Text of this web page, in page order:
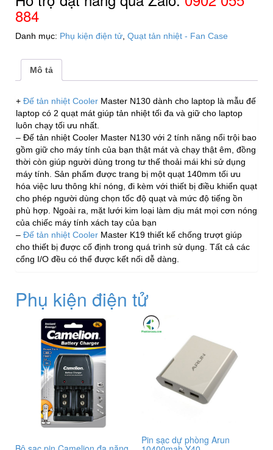
quạt
thổi
số
884
Danh mục: Phụ kiện điện tử Quạt tản nhiệt - Fan Case
Mô tả
+ Đế tản nhiệt Cooler Master N130 dành cho laptop là mẫu đế
laptop có 2 quạt mát giúp tản nhiệt tối đa và giữ cho laptop
luôn chạy tối ưu nhất.
– Đế tản nhiệt Cooler Master N130 với 2 tính năng nổi trội bao
gồm giữ cho máy tính của bạn thật mát và chạy thật êm, đồng
thời còn giúp người dùng trong tư thế thoải mái khi sử dụng
máy tính. Sản phẩm được trang bị một quạt 140mm tối ưu
hóa việc lưu thông khí nóng, đi kèm với thiết bị điều khiển quạt
cho phép người dùng chọn tốc độ quạt và mức độ tiếng ồn
phù hợp. Ngoài ra, mặt lưới kim loại làm dịu mát mọi cơn nóng
của chiếc máy tính xách tay của bạn
– Đế tản nhiệt Cooler Master K19 thiết kế chống trượt giúp
cho thiết bị được cố định trong quá trình sử dụng. Tất cả các
cổng I/O đều có thể được kết nối dễ dàng.
Phụ kiện điện tử
Pin sạc dự phòng Arun